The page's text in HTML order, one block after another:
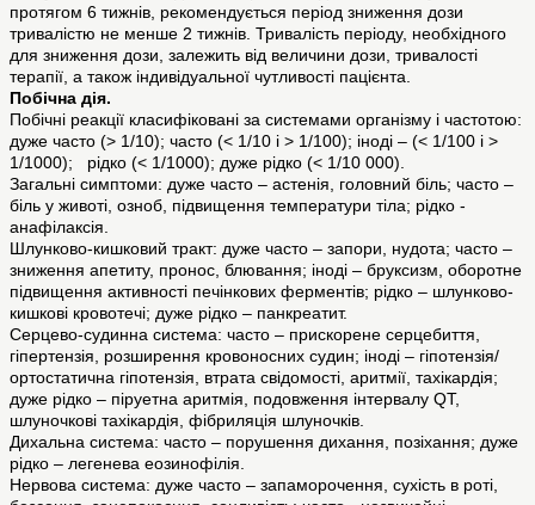
протягом 6 тижнів, рекомендується період зниження дози
тривалістю не менше 2 тижнів. Тривалість періоду, необхідного
для зниження дози, залежить від величини дози, тривалості
терапії, а також індивідуальної чутливості пацієнта.
Побічна дія.
Побічні реакції класифіковані за системами організму і частотою:
дуже часто (> 1/10); часто (< 1/10 і > 1/100); іноді – (< 1/100 і >
1/1000); рідко (< 1/1000); дуже рідко (< 1/10 000).
Загальні симптоми: дуже часто – астенія, головний біль; часто –
біль у животі, озноб, підвищення температури тіла; рідко -
анафілаксія.
Шлунково-кишковий тракт: дуже часто – запори, нудота; часто –
зниження апетиту, пронос, блювання; іноді – бруксизм, оборотне
підвищення активності печінкових ферментів; рідко – шлунково-
кишкові кровотечі; дуже рідко – панкреатит.
Серцево-судинна система: часто – прискорене серцебиття,
гіпертензія, розширення кровоносних судин; іноді – гіпотензія/
ортостатична гіпотензія, втрата свідомості, аритмії, тахікардія;
дуже рідко – піруетна аритмія, подовження інтервалу QT,
шлуночкові тахікардія, фібриляція шлуночків.
Дихальна система: часто – порушення дихання, позіхання; дуже
рідко – легенева еозинофілія.
Нервова система: дуже часто – запаморочення, сухість в роті,